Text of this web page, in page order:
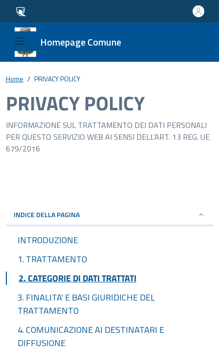
Homepage Comune
Home PRIVACY POLICY
PRIVACY POLICY
INFORMAZIONE SUL TRATTAMENTO DEI DATI PERSONALI
PER QUESTO SERVIZIO WEB AI SENSI DELL’ART. 13 REG. UE
679/2016
INDICE DELLA PAGINA
INTRODUZIONE
1. TRATTAMENTO
2. CATEGORIE DI DATI TRATTATI
3. FINALITA' E BASI GIURIDICHE DEL
TRATTAMENTO
4. COMUNICAZIONE AI DESTINATARI E
DIFFUSIONE